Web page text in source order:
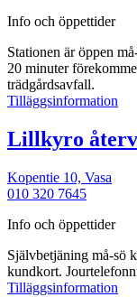
Info och öppettider
Stationen är öppen
20 minuter
trädgårdsavfall.
Tilläggsinformation
Lillkyro
Kopentie 10, Vasa
010 320 7645
Info och öppettider
Självbetjäning må-sö
kundkort.
Tilläggsinformation